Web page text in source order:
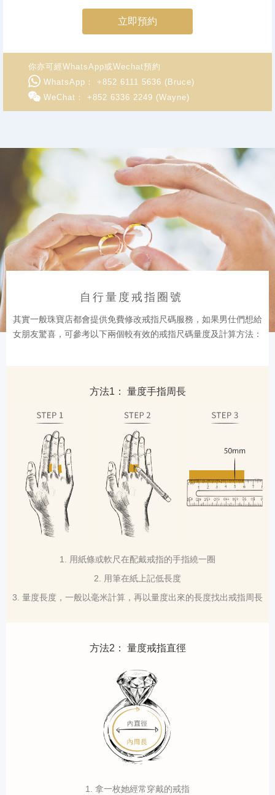
立即預約
你亦可經WhatsApp或Wechat預約
WhatsApp： +852 6111 5636 (Bruce)
WeChat： +852 6336 2249 (Wayne)
自行量度戒指圈號
其實一般珠寶店都會提供免費修改戒指尺碼服務，如果男仕們想給
女朋友驚喜，可參考以下兩個較有效的戒指尺碼量度及計算方法：
方法1： 量度手指周長
1. 用紙條或軟尺在配戴戒指的手指繞一圈
2. 用筆在紙上記低長度
3. 量度長度，一般以毫米計算，再以量度出來的長度找出戒指周長
方法2： 量度戒指直徑
1. 拿一枚她經常穿戴的戒指